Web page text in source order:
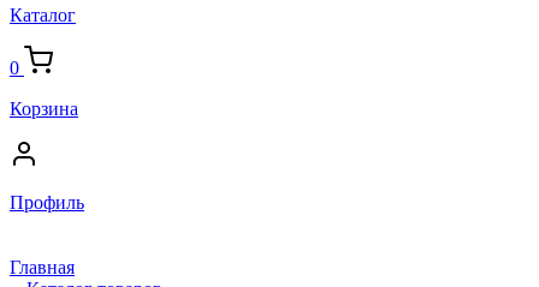
Каталог
0
Корзина
Профиль
Главная